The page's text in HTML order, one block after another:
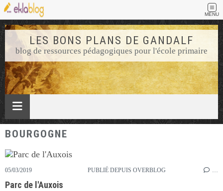
MENU
LES BONS PLANS DE GANDALF
blog de ressources pédagogiques pour l'école primaire
BOURGOGNE
05/03/2019 PUBLIÉ DEPUIS OVERBLOG …
Parc de l'Auxois